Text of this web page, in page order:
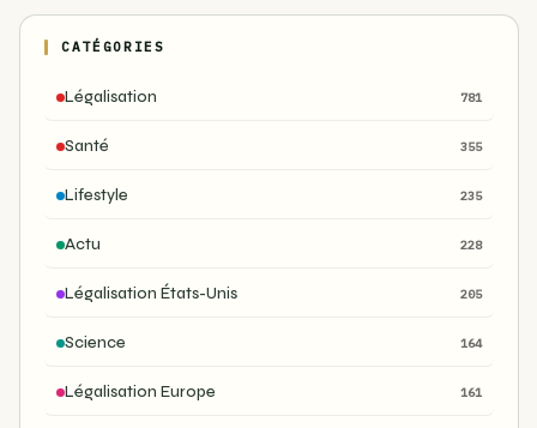
CATÉGORIES
Légalisation 781
Santé 355
Lifestyle 235
Actu 228
Légalisation États-Unis 205
Science 164
Légalisation Europe 161